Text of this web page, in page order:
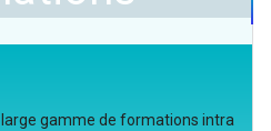
large gamme de formations intra